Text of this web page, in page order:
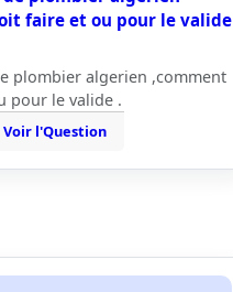
faire et ou pour le valide
plombier algerien ,comment
pour le valide .
Voir l'Question